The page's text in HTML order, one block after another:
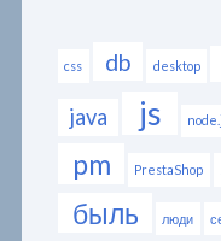
css db desktop
java js
pm PrestaShop
быль люди